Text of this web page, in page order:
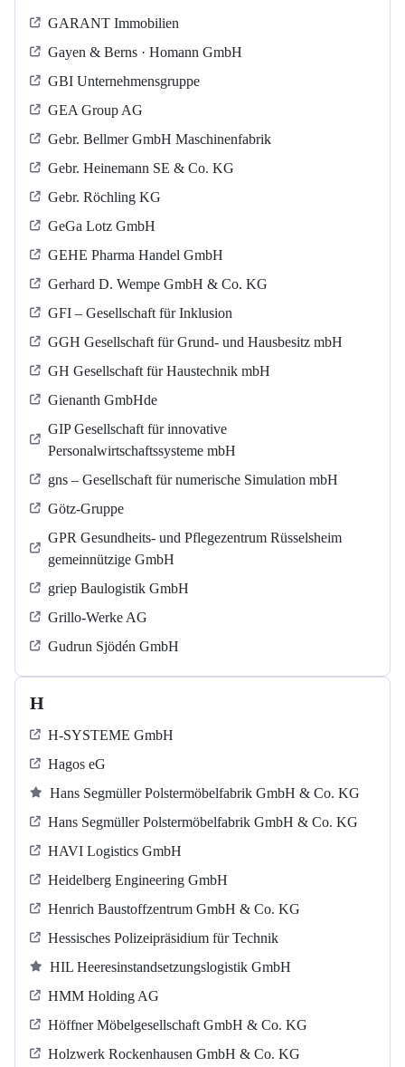
GARANT Immobilien
Gayen & Berns · Homann GmbH
GBI Unternehmensgruppe
GEA Group AG
Gebr. Bellmer GmbH Maschinenfabrik
Gebr. Heinemann SE & Co. KG
Gebr. Röchling KG
GeGa Lotz GmbH
GEHE Pharma Handel GmbH
Gerhard D. Wempe GmbH & Co. KG
GFI – Gesellschaft für Inklusion
GGH Gesellschaft für Grund- und Hausbesitz mbH
GH Gesellschaft für Haustechnik mbH
Gienanth GmbHde
GIP Gesellschaft für innovative
Personalwirtschaftssysteme mbH
gns – Gesellschaft für numerische Simulation mbH
Götz-Gruppe
GPR Gesundheits- und Pflegezentrum Rüsselsheim
gemeinnützige GmbH
griep Baulogistik GmbH
Grillo-Werke AG
Gudrun Sjödén GmbH
H
H-SYSTEME GmbH
Hagos eG
Hans Segmüller Polstermöbelfabrik GmbH & Co. KG
Hans Segmüller Polstermöbelfabrik GmbH & Co. KG
HAVI Logistics GmbH
Heidelberg Engineering GmbH
Henrich Baustoffzentrum GmbH & Co. KG
Hessisches Polizeipräsidium für Technik
HIL Heeresinstandsetzungslogistik GmbH
HMM Holding AG
Höffner Möbelgesellschaft GmbH & Co. KG
Holzwerk Rockenhausen GmbH & Co. KG